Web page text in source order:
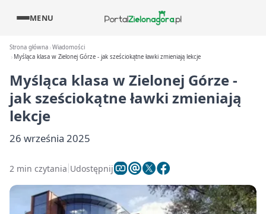
MENU
Strona główna Wiadomości
Myśląca klasa w Zielonej Górze - jak sześciokątne ławki zmieniają lekcje
Myśląca klasa w Zielonej Górze -
jak sześciokątne ławki zmieniają
lekcje
26 września 2025
2 min czytania Udostępnij